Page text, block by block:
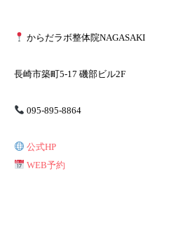
からだラボ整体院NAGASAKI
長崎市築町5-17 磯部ビル2F
095-895-8864
公式HP
WEB予約